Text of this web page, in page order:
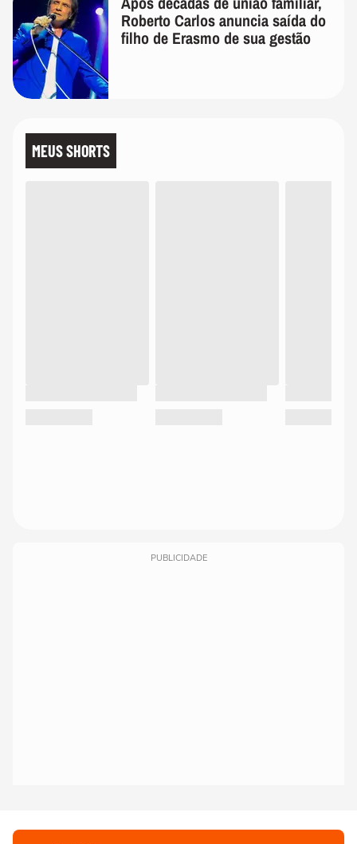
Roberto Carlos anuncia saída do
filho de Erasmo de sua gestão
MEUS SHORTS
PUBLICIDADE